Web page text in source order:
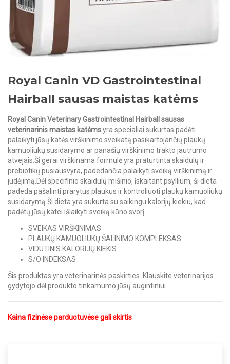
Royal Canin VD Gastrointestinal
Hairball sausas maistas katėms
Royal Canin Veterinary Gastrointestinal Hairball sausas
veterinarinis maistas katėmsyra specialiai sukurtas padėti
palaikyti jūsų katės virškinimo sveikatą pasikartojančių plaukų
kamuoliukų susidarymo ar panašių virškinimo trakto jautrumo
atvejais.Ši gerai virškinama formulė yra praturtinta skaidulų ir
prebiotikų pusiausvyra, padedančia palaikyti sveiką virškinimą ir
judėjimą.Dėl specifinio skaidulų mišinio, įskaitant psyllium, ši dieta
padeda pašalinti prarytus plaukus ir kontroliuoti plaukų kamuoliukų
susidarymą.Ši dieta yra sukurta su saikingu kalorijų kiekiu, kad
padėtų jūsų katei išlaikyti sveiką kūno svorį.
SVEIKAS VIRŠKINIMAS
PLAUKŲ KAMUOLIUKŲ ŠALINIMO KOMPLEKSAS
VIDUTINIS KALORIJŲ KIEKIS
S/O INDEKSAS
Šis produktas yra veterinarinės paskirties. Klauskite veterinarijos
gydytojo dėl produkto tinkamumo jūsų augintiniui
Kaina fizinėse parduotuvėse gali skirtis